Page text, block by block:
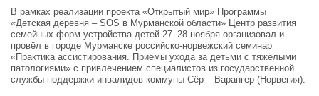
В рамках реализации проекта «Открытый мир» Программы
«Детская деревня – SOS в Мурманской области» Центр развития
семейных форм устройства детей 27–28 ноября организовал и
провёл в городе Мурманске российско-норвежский семинар
«Практика ассистирования. Приёмы ухода за детьми с тяжёлыми
патологиями» с привлечением специалистов из государственной
службы поддержки инвалидов коммуны Сёр – Варангер (Норвегия).